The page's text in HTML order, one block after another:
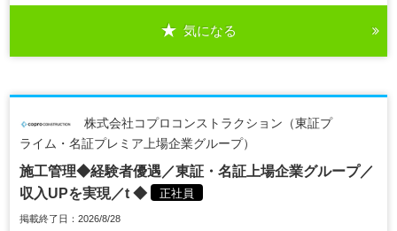
気になる
株式会社コプロコンストラクション（東証プ
ライム・名証プレミア上場企業グループ）
施工管理◆経験者優遇／東証・名証上場企業グループ／
収入UPを実現／t ◆
正社員
掲載終了日：2026/8/28